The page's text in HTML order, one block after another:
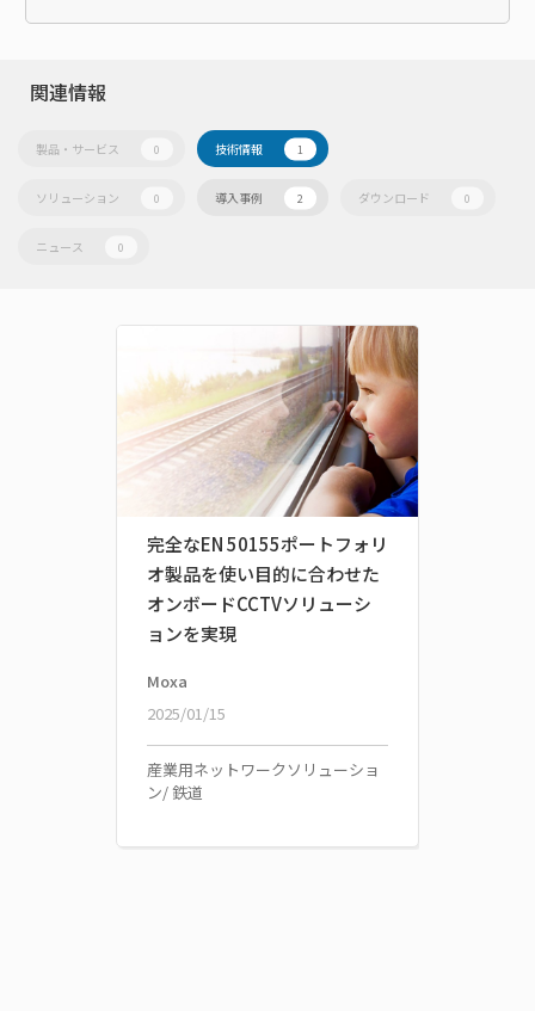
関連情報
製品・サービス 0 技術情報 1
ソリューション 0 導入事例 2 ダウンロード 0
ニュース 0
完全なEN 50155ポートフォリ
オ製品を使い目的に合わせた
オンボードCCTVソリューシ
ョンを実現
Moxa
2025/01/15
産業用ネットワークソリューショ
ン/ 鉄道